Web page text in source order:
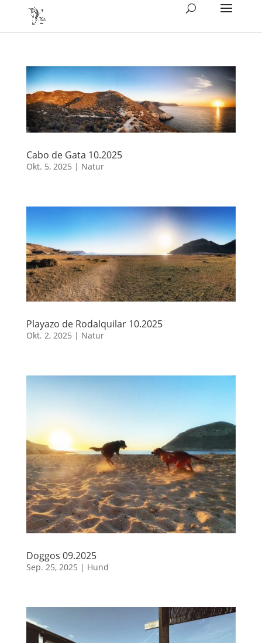
Cabo de Gata 10.2025
Okt. 5, 2025 | Natur
Playazo de Rodalquilar 10.2025
Okt. 2, 2025 | Natur
Doggos 09.2025
Sep. 25, 2025 | Hund